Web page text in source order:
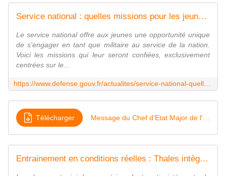
Service national : quelles missions pour les jeunes volontaires ?
Le service national offre aux jeunes une opportunité unique
de s'engager en tant que militaire au service de la nation.
Voici les missions qui leur seront confiées, exclusivement
centrées sur le...
Télécharger
Entrainement en conditions réelles : Thales intègre désormais les drones et mini-drones